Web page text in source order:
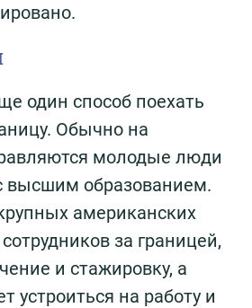
один способ поехать
Обычно на
молодые люди
высшим образованием.
американских
за границей,
и стажировку, а
устроиться на работу и